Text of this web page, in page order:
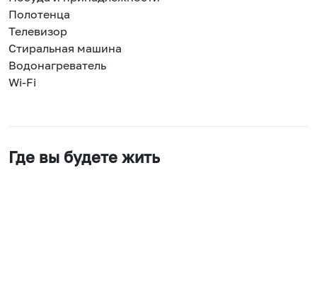
Полотенца
Телевизор
Стиральная машина
Водонагреватель
Wi-Fi
Где вы будете жить